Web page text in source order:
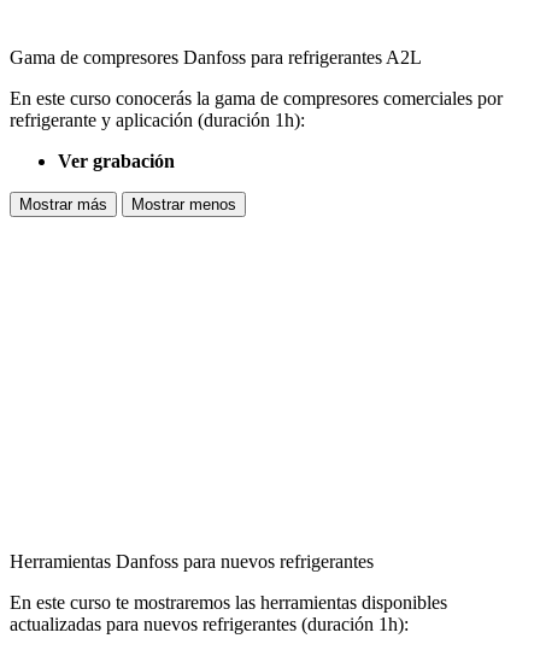
Gama de compresores Danfoss para refrigerantes A2L
En este curso conocerás la gama de compresores comerciales por
refrigerante y aplicación (duración 1h):
Ver grabación
Mostrar más Mostrar menos
Herramientas Danfoss para nuevos refrigerantes
En este curso te mostraremos las herramientas disponibles
actualizadas para nuevos refrigerantes (duración 1h):